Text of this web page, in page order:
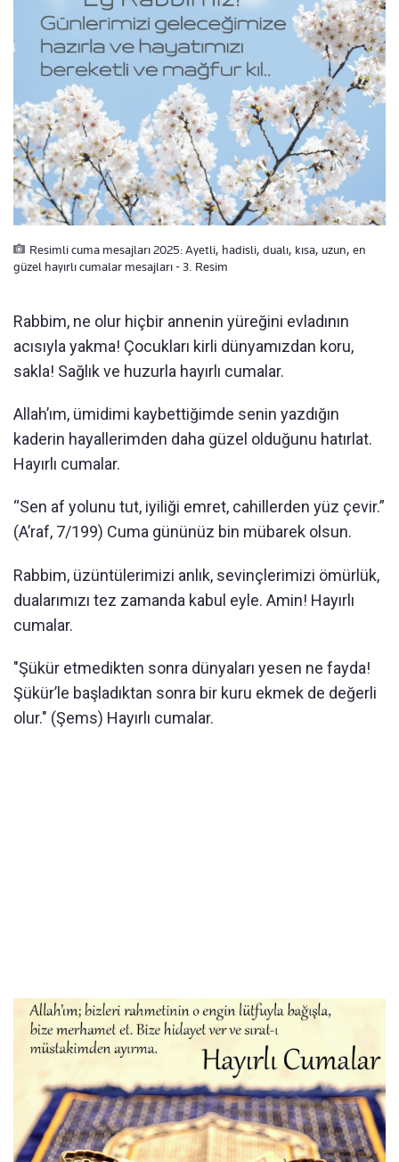
Resimli cuma mesajları 2025: Ayetli, hadisli, dualı, kısa, uzun, en
güzel hayırlı cumalar mesajları - 3. Resim
Rabbim, ne olur hiçbir annenin yüreğini evladının
acısıyla yakma! Çocukları kirli dünyamızdan koru,
sakla! Sağlık ve huzurla hayırlı cumalar.
Allah’ım, ümidimi kaybettiğimde senin yazdığın
kaderin hayallerimden daha güzel olduğunu hatırlat.
Hayırlı cumalar.
“Sen af yolunu tut, iyiliği emret, cahillerden yüz çevir.”
(A’raf, 7/199) Cuma gününüz bin mübarek olsun.
Rabbim, üzüntülerimizi anlık, sevinçlerimizi ömürlük,
dualarımızı tez zamanda kabul eyle. Amin! Hayırlı
cumalar.
"Şükür etmedikten sonra dünyaları yesen ne fayda!
Şükür’le başladıktan sonra bir kuru ekmek de değerli
olur." (Şems) Hayırlı cumalar.